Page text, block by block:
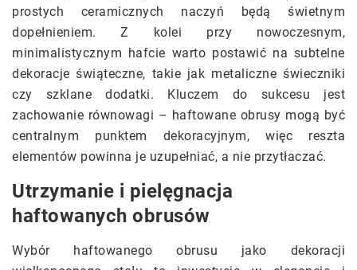
prostych ceramicznych naczyń będą świetnym
dopełnieniem. Z kolei przy nowoczesnym,
minimalistycznym hafcie warto postawić na subtelne
dekoracje świąteczne, takie jak metaliczne świeczniki
czy szklane dodatki. Kluczem do sukcesu jest
zachowanie równowagi – haftowane obrusy mogą być
centralnym punktem dekoracyjnym, więc reszta
elementów powinna je uzupełniać, a nie przytłaczać.
Utrzymanie i pielęgnacja
haftowanych obrusów
Wybór haftowanego obrusu jako dekoracji